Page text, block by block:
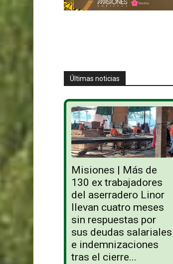
Últimas noticias
Misiones | Más de
130 ex trabajadores
del aserradero Linor
llevan cuatro meses
sin respuestas por
sus deudas salariales
e indemnizaciones
tras el cierre...